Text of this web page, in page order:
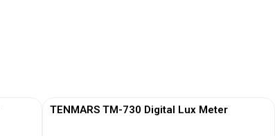
TENMARS TM-730 Digital Lux Meter